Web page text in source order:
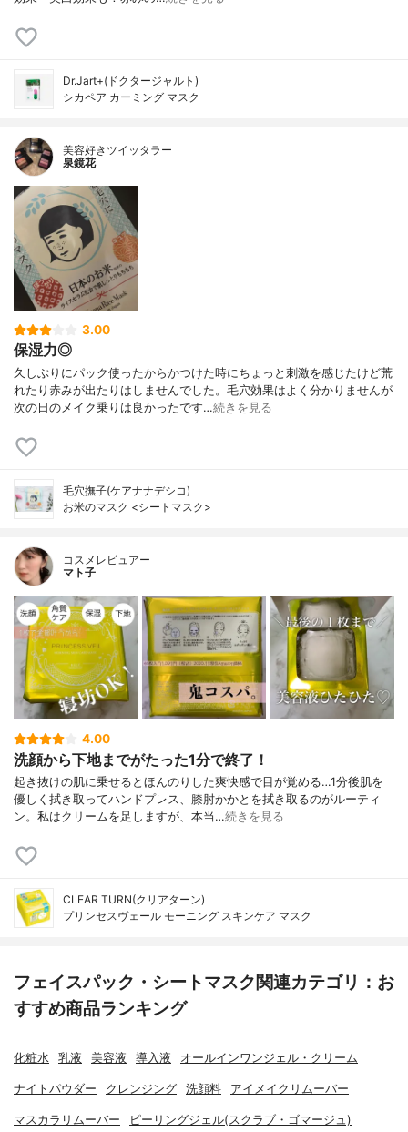
Dr.Jart+(ドクタージャルト)
シカペア カーミング マスク
美容好きツイッタラー
泉鏡花
3.00
保湿力◎
久しぶりにパック使ったからかつけた時にちょっと刺激を感じたけど荒
れたり赤みが出たりはしませんでした。毛穴効果はよく分かりませんが
次の日のメイク乗りは良かったです…続きを見る
毛穴撫子(ケアナナデシコ)
お米のマスク <シートマスク>
コスメレビュアー
マト子
4.00
洗顔から下地までがたった1分で終了！
起き抜けの肌に乗せるとほんのりした爽快感で目が覚める…1分後肌を
優しく拭き取ってハンドプレス、膝肘かかとを拭き取るのがルーティ
ン。私はクリームを足しますが、本当…続きを見る
CLEAR TURN(クリアターン)
プリンセスヴェール モーニング スキンケア マスク
フェイスパック・シートマスク関連カテゴリ：お
すすめ商品ランキング
化粧水 乳液 美容液 導入液 オールインワンジェル・クリーム
ナイトパウダー クレンジング 洗顔料 アイメイクリムーバー
マスカラリムーバー ピーリングジェル(スクラブ・ゴマージュ)